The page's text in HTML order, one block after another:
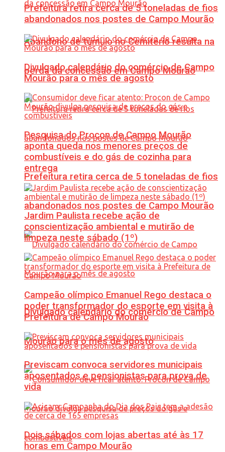
Abandono de túmulo no Cemitério resulta na
perda da concessão em Campo Mourão
Prefeitura retira cerca de 5 toneladas de fios
abandonados nos postes de Campo Mourão
Divulgado calendário do comércio de Campo
Mourão para o mês de agosto
Prefeitura retira cerca de 5 toneladas de fios
abandonados nos postes de Campo Mourão
Divulgado calendário do comércio de Campo
Mourão para o mês de agosto
Pesquisa do Procon de Campo Mourão
aponta queda nos menores preços de
combustíveis e do gás de cozinha para
entrega
Jardim Paulista recebe ação de
conscientização ambiental e mutirão de
limpeza neste sábado (1º)
Campeão olímpico Emanuel Rego destaca o
poder transformador do esporte em visita à
Prefeitura de Campo Mourão
Previscam convoca servidores municipais
aposentados e pensionistas para prova de
vida
Dois sábados com lojas abertas até às 17
horas em Campo Mourão